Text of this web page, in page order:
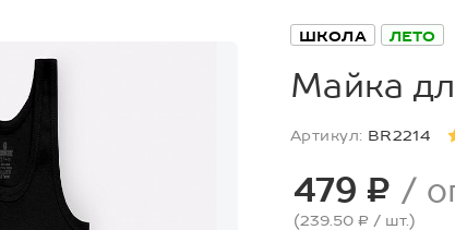
ШКОЛА ЛЕТО
Майка
Артикул: BR2214
479 ₽ /
(239.50 ₽ / шт.)